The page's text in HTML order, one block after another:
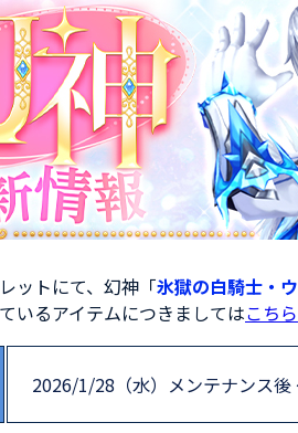
ットにて、幻神「氷獄の白騎士・
いるアイテムにつきましてはこちら
2026/1/28（水）メンテナンス